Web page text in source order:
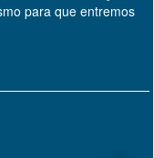
para que entremos